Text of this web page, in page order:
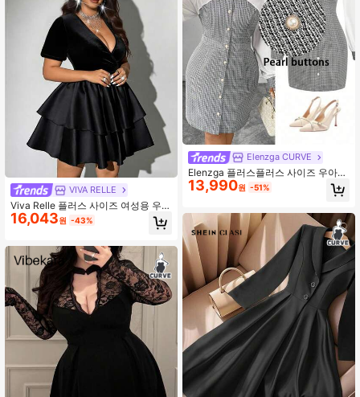
VIVA RELLE
Viva Relle 플러스 사이즈 여성용 우아
한 파티/데이트/출퇴근 패션 칵테일 드
레스, V넥 디자인, 허리 조임 A라인 실
외출, 직장, 파티를 위한 고급 솔리드
컬러 드레스
16,043원 -43%
Elenzga CURVE
Elenzga 플러스플러스 사이즈 우아한
통근용 컬러블록 버튼 프런트 드레스
13,990원 -51%